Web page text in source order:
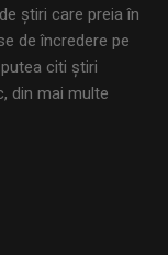
ştiri care preia în
de încredere pe
citi ştiri
din mai multe